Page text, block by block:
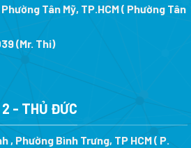
Tân Mỹ, TP.HCM ( Phường Tân
(Mr. Thi)
2 - THỦ ĐỨC
, Phường Bình Trưng, TP HCM ( P.